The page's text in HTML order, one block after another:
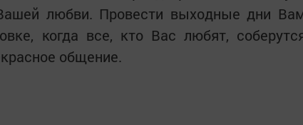
любви. Провести выходные дни
когда все, кто Вас любят,
общение.